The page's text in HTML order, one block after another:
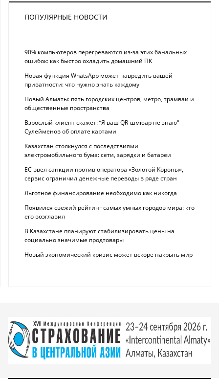
ПОПУЛЯРНЫЕ НОВОСТИ
90% компьютеров перегреваются из-за этих банальных
ошибок: как быстро охладить домашний ПК
Новая функция WhatsApp может навредить вашей
приватности: что нужно знать каждому
Новый Алматы: пять городских центров, метро, трамваи и
общественные пространства
Взрослый клиент скажет: “Я ваш QR-шмюар не знаю“ -
Сулейменов об оплате картами
Казахстан столкнулся с последствиями
электромобильного бума: сети, зарядки и батареи
ЕС ввел санкции против оператора «Золотой Короны»,
сервис ограничил денежные переводы в ряде стран
Льготное финансирование необходимо как никогда
Появился свежий рейтинг самых умных городов мира: кто
его возглавил
В Казахстане планируют стабилизировать цены на
социально значимые продтовары
Новый экономический кризис может вскоре накрыть мир